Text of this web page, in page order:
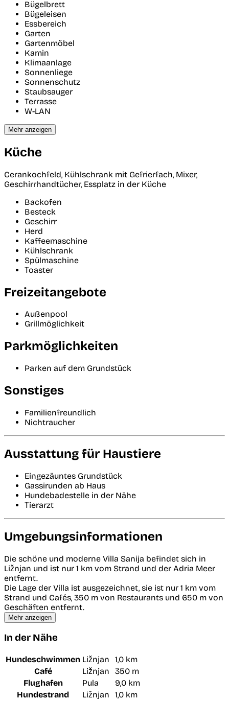
Bügelbrett
Bügeleisen
Essbereich
Garten
Gartenmöbel
Kamin
Klimaanlage
Sonnenliege
Sonnenschutz
Staubsauger
Terrasse
W-LAN
Mehr anzeigen
Küche
Cerankochfeld, Kühlschrank mit Gefrierfach, Mixer,
Geschirrhandtücher, Essplatz in der Küche
Backofen
Besteck
Geschirr
Herd
Kaffeemaschine
Kühlschrank
Spülmaschine
Toaster
Freizeitangebote
Außenpool
Grillmöglichkeit
Parkmöglichkeiten
Parken auf dem Grundstück
Sonstiges
Familienfreundlich
Nichtraucher
Ausstattung für Haustiere
Eingezäuntes Grundstück
Gassirunden ab Haus
Hundebadestelle in der Nähe
Tierarzt
Umgebungsinformationen
Die schöne und moderne Villa Sanija befindet sich in
Ližnjan und ist nur 1 km vom Strand und der Adria Meer
entfernt.
Die Lage der Villa ist ausgezeichnet, sie ist nur 1 km vom
Strand und Cafés, 350 m von Restaurants und 650 m von
Geschäften entfernt.
Mehr anzeigen
In der Nähe
Hundeschwimmen Ližnjan
1,0 km
Café
Ližnjan
350 m
Flughafen
Pula
9,0 km
Hundestrand
Ližnjan 1,0 km